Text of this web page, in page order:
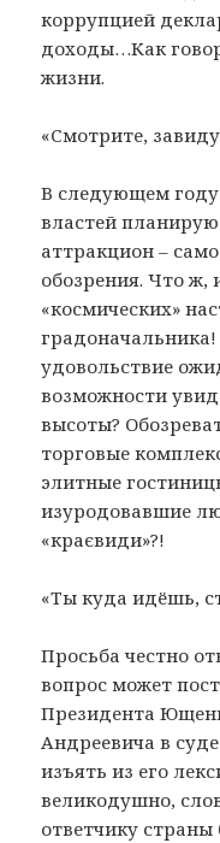
коррупцией
доходы…Как
жизни.
«Смотрите,
В следующем году
властей
аттракцион –
обозрения. Что ж,
«космических»
удовольствие
возможности
высоты?
торговые
элитные
изуродовавшие
«краєвиди»?!
«Ты куда идёшь,
Просьба честно
вопрос может
Президента
Андреевича в
изъять из его
великодушно,
ответчику